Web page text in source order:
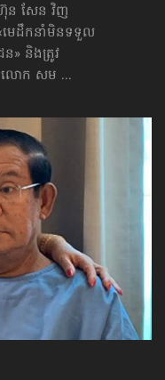
ន សែន វិញ
«មេដឹកនាំមិនទទួល
» និងត្រូវ
លោក សម ...